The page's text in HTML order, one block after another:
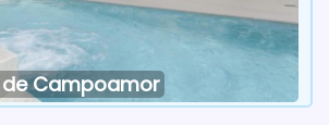
de Campoamor